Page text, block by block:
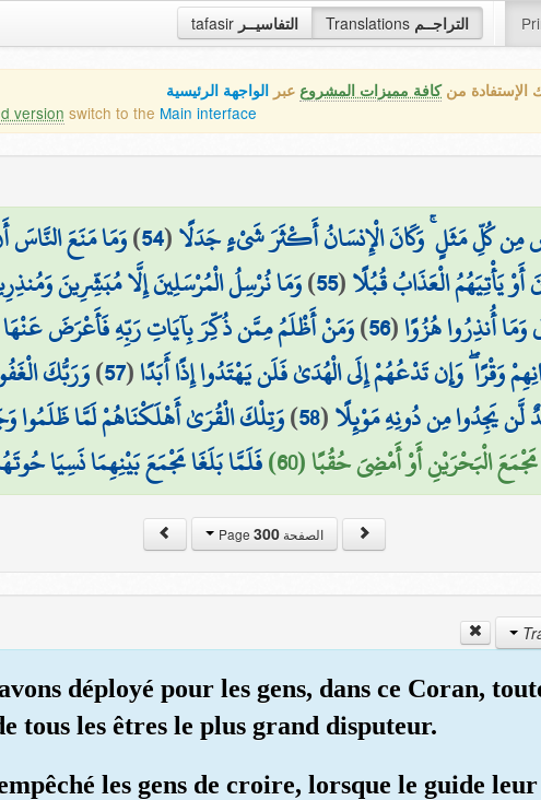
tafasir التفاسيــر Translations التراجــم
الإستفادة منكافة مميزات المشروع عبر الواجهة الرئيسية
version switch to the Main interface
مِن كُلِّ مَثَلٍ ۚ وَكَانَ الْإِنسَانُ أَكْثَرَ شَيْءٍ جَدَلًا(
54
)وَمَا مَنَعَ النَّاسَ
أَوْ يَأْتِيَهُمُ الْعَذَابُ قُبُلًا(
55
)وَمَا نُرْسِلُ الْمُرْسَلِينَ إِلَّا مُبَشِّرِينَ
أُنذِرُوا هُزُوًا(
56
)وَمَنْ أَظْلَمُ مِمَّن ذُكِّرَ بِآيَاتِ رَبِّهِ فَأَعْرَضَ عَنْهَا
وَقْرًا ۖ وَإِن تَدْعُهُمْ إِلَى الْهُدَىٰ فَلَن يَهْتَدُوا إِذًا أَبَدًا(
57
)وَرَبُّكَ
يَجِدُوا مِن دُونِهِ مَوْئِلًا(
58
)وَتِلْكَ الْقُرَىٰ أَهْلَكْنَاهُمْ لَمَّا ظَلَمُوا
الْبَحْرَيْنِ أَوْ أَمْضِيَ حُقُبًا (60)
فَلَمَّا بَلَغَا مَجْمَعَ بَيْنِهِمَا نَسِيَا
الصفحة Page300
déployé pour les gens, dans ce Coran,
tous les êtres le plus grand disputeur.
les gens de croire, lorsque le guide